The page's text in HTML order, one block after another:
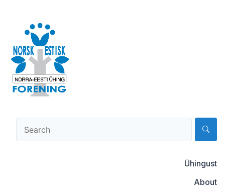
content
Norsk-estisk forening
Ühingust
About